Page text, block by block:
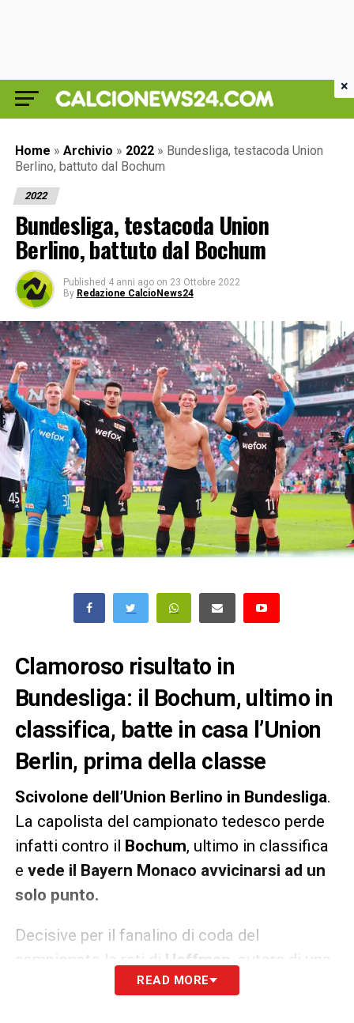
Home » Archivio » 2022 » Bundesliga, testacoda Union
Berlino, battuto dal Bochum
2022
Bundesliga, testacoda Union
Berlino, battuto dal Bochum
Published 4 anni ago on 23 Ottobre 2022
By Redazione CalcioNews24
Clamoroso risultato in
Bundesliga: il Bochum, ultimo in
classifica, batte in casa l’Union
Berlin, prima della classe
Scivolone dell’Union Berlino in Bundesliga.
La capolista del campionato tedesco perde
infatti contro il
Bochum, ultimo in classifica
e vede il Bayern Monaco avvicinarsi ad un
solo punto.
Decisive per il fanalino di coda del
campionato le reti di Hoffman
, autore di una
doppietta. Per l’Union non basta la rete di
READ MORE
×